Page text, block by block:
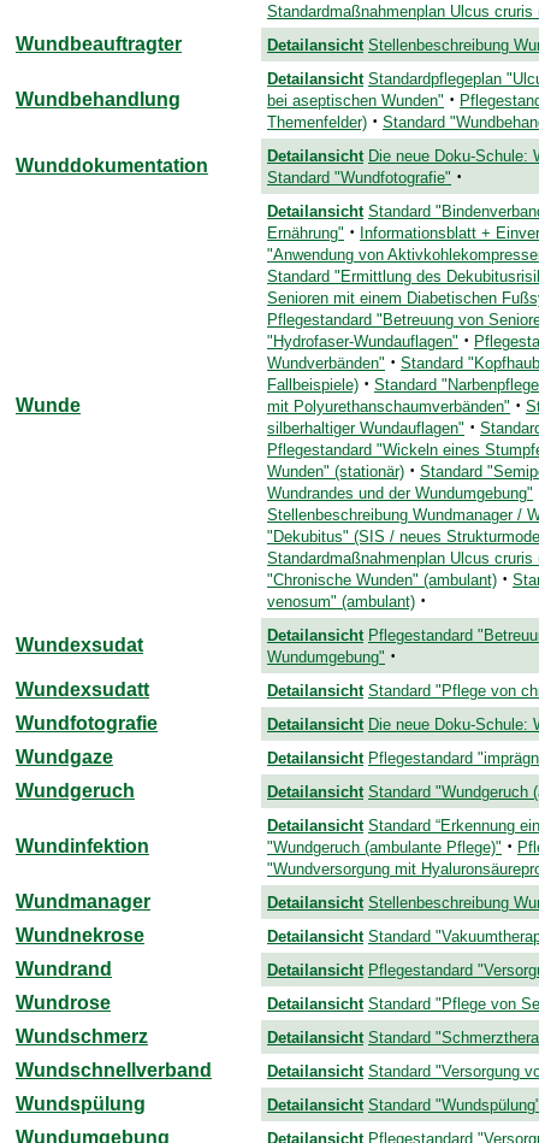
Standardmaßnahmenplan Ulcus
Wundbeauftragter
Detailansicht Stellenbeschreibung
Wundbehandlung
Detailansicht Standardpflegeplan
bei aseptischen Wunden" ·
Themenfelder) · Standard
Wunddokumentation Detailansicht Die neue Doku-Schule:
Standard "Wundfotografie" ·
Wunde
Detailansicht Standard
Ernährung" · Informationsblatt +
"Anwendung von
Standard "Ermittlung des
Senioren mit einem Diabetischen
Pflegestandard "Betreuung von
"Hydrofaser-Wundauflagen" ·
Wundverbänden" · Standard
Fallbeispiele) · Standard
mit Polyurethanschaumverbänden" ·
silberhaltiger Wundauflagen" ·
Pflegestandard "Wickeln eines
Wunden" (stationär) · Standard
Wundrandes und der Wundumgebung"
Stellenbeschreibung Wundmanager /
"Dekubitus" (SIS / neues
Standardmaßnahmenplan Ulcus
"Chronische Wunden" (ambulant) ·
venosum" (ambulant) ·
Wundexsudat Detailansicht Pflegestandard
Wundumgebung" ·
Wundexsudatt
Detailansicht Standard "Pflege von
Wundfotografie
Detailansicht Die neue Doku-Schule:
Wundgaze
Detailansicht Pflegestandard
Wundgeruch
Detailansicht Standard "Wundgeruch
Wundinfektion
Detailansicht Standard “Erkennung
"Wundgeruch (ambulante Pflege)" ·
"Wundversorgung mit
Wundmanager
Detailansicht Stellenbeschreibung
Wundnekrose
Detailansicht Standard
Wundrand
Detailansicht Pflegestandard
Wundrose
Detailansicht Standard "Pflege von
Wundschmerz
Detailansicht Standard
Wundschnellverband
Detailansicht Standard "Versorgung
Wundspülung
Detailansicht Standard "Wundspülung"
Wundumgebung
Detailansicht Pflegestandard